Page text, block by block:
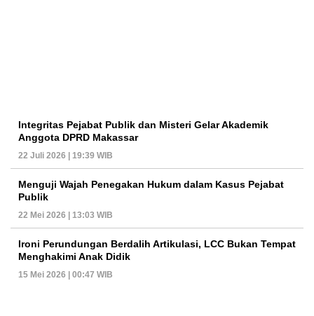
Integritas Pejabat Publik dan Misteri Gelar Akademik
Anggota DPRD Makassar
22 Juli 2026 | 19:39 WIB
Menguji Wajah Penegakan Hukum dalam Kasus Pejabat
Publik
22 Mei 2026 | 13:03 WIB
Ironi Perundungan Berdalih Artikulasi, LCC Bukan Tempat
Menghakimi Anak Didik
15 Mei 2026 | 00:47 WIB